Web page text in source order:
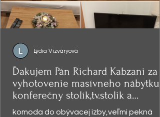
Ďakujem Pán Richard Kabzani za
vyhotovenie masívneho nábytku -
konferečny stolík,tv.stolik a
presklená
komoda do obývacej izby,veľmi pekná
Lýdia Vizváryová